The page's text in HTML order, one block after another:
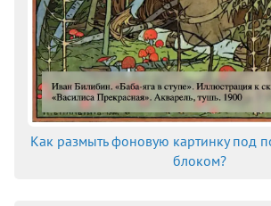
Как размыть фоновую картинку под
блоком?